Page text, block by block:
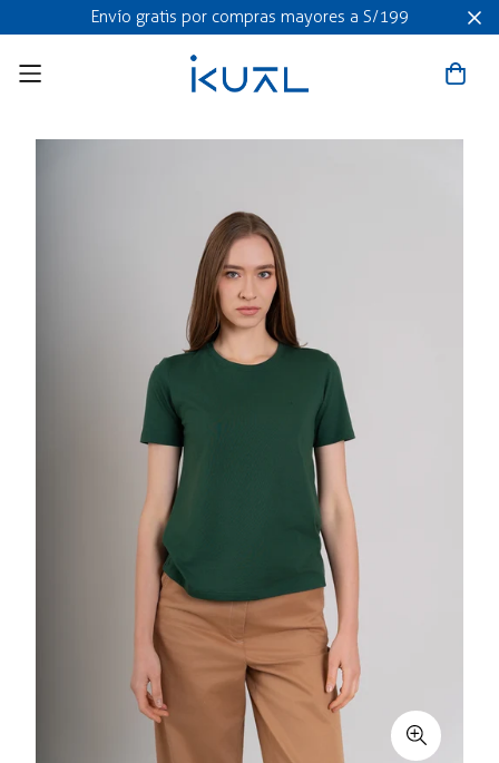
Envío gratis por compras mayores a S/199